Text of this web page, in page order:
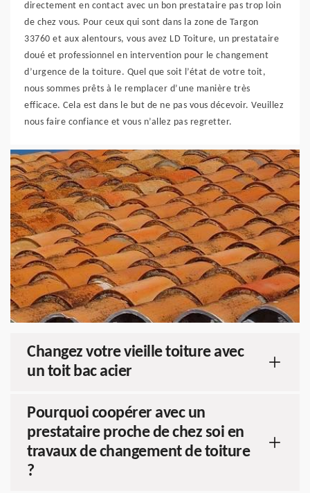
directement en contact avec un bon prestataire pas trop loin
de chez vous. Pour ceux qui sont dans la zone de Targon
33760 et aux alentours, vous avez LD Toiture, un prestataire
doué et professionnel en intervention pour le changement
d’urgence de la toiture. Quel que soit l’état de votre toit,
nous sommes prêts à le remplacer d’une manière très
efficace. Cela est dans le but de ne pas vous décevoir. Veuillez
nous faire confiance et vous n’allez pas regretter.
Changez votre vieille toiture avec
un toit bac acier
Pourquoi coopérer avec un
prestataire proche de chez soi en
travaux de changement de toiture
?